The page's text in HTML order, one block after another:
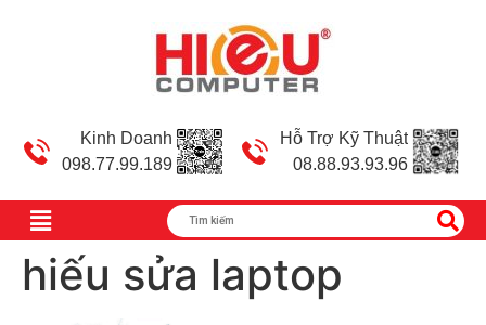
Kinh Doanh
098.77.99.189
Hỗ Trợ Kỹ Thuật
08.88.93.93.96
hiếu sửa laptop